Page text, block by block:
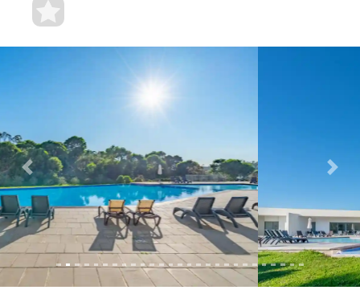
Contacten
Rechten
op
onroerend
goed
Previous Next